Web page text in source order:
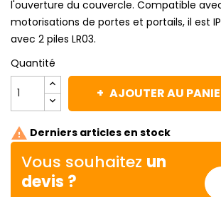
l'ouverture du couvercle. Compatible
motorisations de portes et portails, il est
avec 2 piles LR03.
Quantité
AJOUTER AU
 Derniers articles en stock
Vous souhaitez un
devis ?